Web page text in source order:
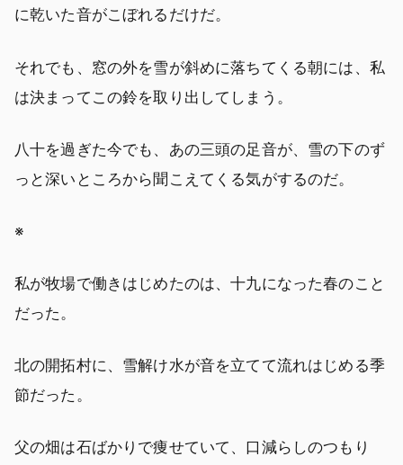
に乾いた音がこぼれるだけだ。
それでも、窓の外を雪が斜めに落ちてくる朝には、私
は決まってこの鈴を取り出してしまう。
八十を過ぎた今でも、あの三頭の足音が、雪の下のず
っと深いところから聞こえてくる気がするのだ。
※
私が牧場で働きはじめたのは、十九になった春のこと
だった。
北の開拓村に、雪解け水が音を立てて流れはじめる季
節だった。
父の畑は石ばかりで痩せていて、口減らしのつもり